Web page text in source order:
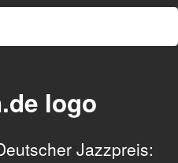
Jazzpreis: